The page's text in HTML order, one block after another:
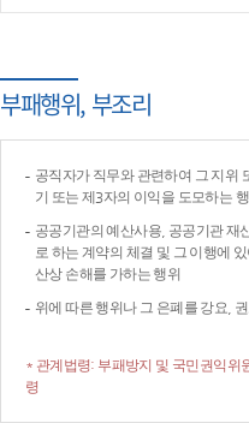
부패행위, 부조리
공직자가 직무와 관련하여 그 지위
기 또는 제3자의 이익을 도모하는
공공기관의 예산사용, 공공기관 재
로 하는 계약의 체결 및 그 이행에
산상 손해를 가하는 행위
위에 따른 행위나 그 은폐를 강요,
* 관계법령: 부패방지 및 국민권익위
령